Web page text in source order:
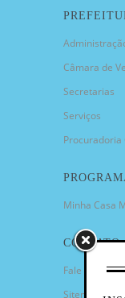
Câmara de
Secretarias
Serviços
Procuradoria
Minha Casa
CONTATO
Fale Conosco
Sitemap